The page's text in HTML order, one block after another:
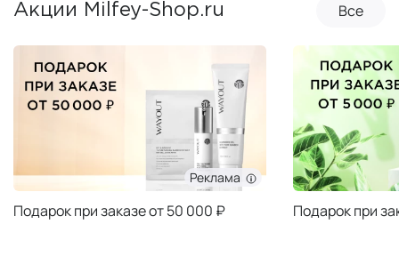
Акции Milfey-Shop.ru Все
Реклама
Подарок при заказе от 50 000 ₽ Подарок при